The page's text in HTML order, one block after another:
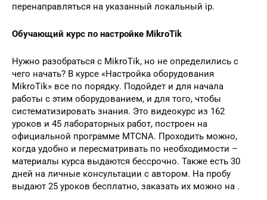
перенаправляться на указанный локальный ip.
Обучающий курс по настройке MikroTik
Нужно разобраться с MikroTik, но не определились с
чего начать? В курсе «Настройка оборудования
MikroTik» все по порядку. Подойдет и для начала
работы с этим оборудованием, и для того, чтобы
систематизировать знания. Это видеокурс из 162
уроков и 45 лабораторных работ, построен на
официальной программе MTCNA. Проходить можно,
когда удобно и пересматривать по необходимости –
материалы курса выдаются бессрочно. Также есть 30
дней на личные консультации с автором. На пробу
выдают 25 уроков бесплатно, заказать их можно на .